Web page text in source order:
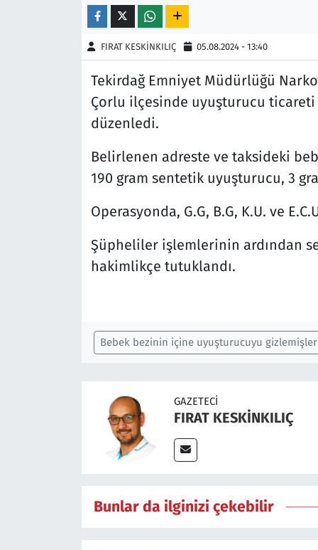
FIRAT KESKİNKILIÇ 05.08.2024 - 13:40
Tekirdağ Emniyet Müdürlüğü
Çorlu ilçesinde uyuşturucu
düzenledi.
Belirlenen adreste ve taksideki
190 gram sentetik uyuşturucu, 3
Operasyonda, G.G, B.G, K.U. ve
Şüpheliler işlemlerinin ardından
hakimlikçe tutuklandı.
Bebek bezinin içine uyuşturucuyu gizlemişler
GAZETECI
FIRAT KESKİNKILIÇ
Bunlar da ilginizi çekebilir
Süleymanpaşa